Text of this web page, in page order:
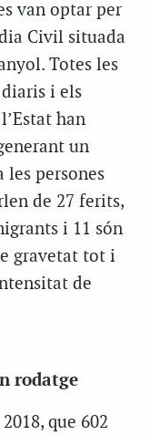
van optar per
Civil situada
Totes les
i els
han
un
persones
de 27 ferits,
i 11 són
gravetat tot i
de
rodatge
que 602